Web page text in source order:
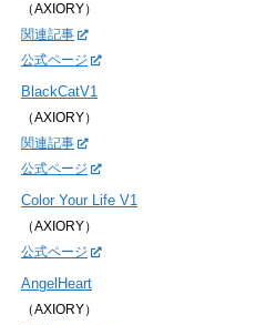
（AXIORY）
関連記事
公式ページ
BlackCatV1
（AXIORY）
関連記事
公式ページ
Color Your Life V1
（AXIORY）
公式ページ
AngelHeart
（AXIORY）